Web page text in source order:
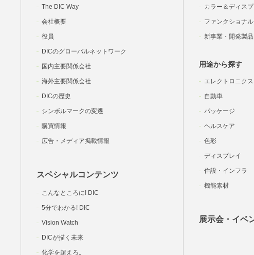
The DIC Way
会社概要
役員
DICのグローバルネットワーク
国内主要関係会社
海外主要関係会社
DICの歴史
シンボルマークの変遷
購買情報
広告・メディア掲載情報
スペシャルコンテンツ
こんなところに! DIC
5分でわかる! DIC
Vision Watch
DICが描く未来
化学を超えろ。
カラー＆ディスプ
ファンクショナ
新事業・開発製品
用途から探す
エレクトロニクス
自動車
パッケージ
ヘルスケア
色彩
ディスプレイ
住設・インフラ
機能素材
展示会・イベ